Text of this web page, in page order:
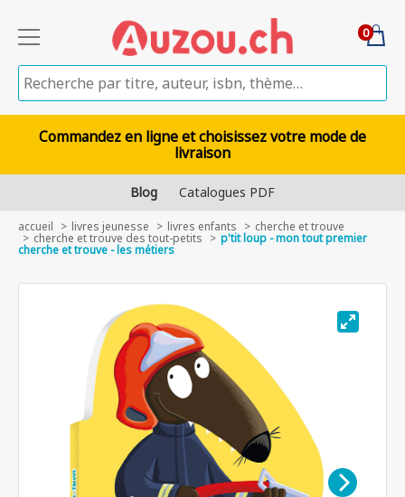
0
Commandez en ligne et choisissez votre mode de
livraison
Blog Catalogues PDF
accueil livres jeunesse livres enfants cherche et trouve
cherche et trouve des tout-petits p'tit loup - mon tout premier
cherche et trouve - les métiers